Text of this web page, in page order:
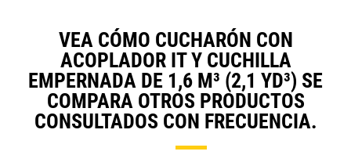
VEA CÓMO CUCHARÓN CON
ACOPLADOR IT Y CUCHILLA
EMPERNADA DE 1,6 M³ (2,1 YD³) SE
COMPARA OTROS PRODUCTOS
CONSULTADOS CON FRECUENCIA.